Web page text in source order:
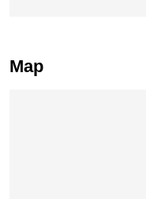
Map